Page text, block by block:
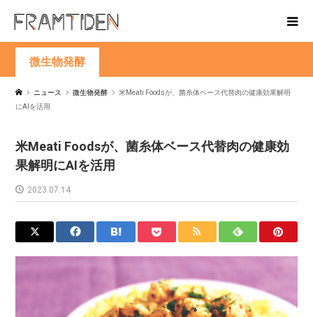
微生物発酵
ニュース 微生物発酵
米Meati Foodsが、菌糸体ベース代替肉の健康効果解明
にAIを活用
米Meati Foodsが、菌糸体ベース代替肉の健康効
果解明にAIを活用
2023.07.14